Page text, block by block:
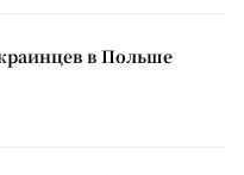
в Польше